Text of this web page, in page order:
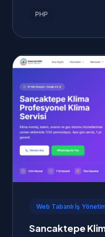
PHP
Web Tabanlı İş
Sancaktepe